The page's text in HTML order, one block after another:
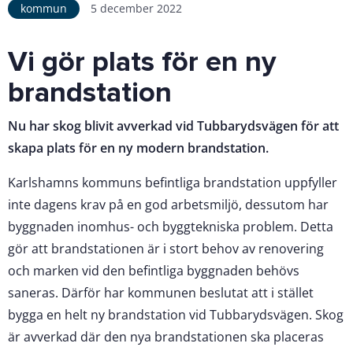
kommun 5 december 2022
Vi gör plats för en ny
brandstation
Nu har skog blivit avverkad vid Tubbarydsvägen för att
skapa plats för en ny modern brandstation.
Karlshamns kommuns befintliga brandstation uppfyller
inte dagens krav på en god arbetsmiljö, dessutom har
byggnaden inomhus- och byggtekniska problem. Detta
gör att brandstationen är i stort behov av renovering
och marken vid den befintliga byggnaden behövs
saneras. Därför har kommunen beslutat att i stället
bygga en helt ny brandstation vid Tubbarydsvägen. Skog
är avverkad där den nya brandstationen ska placeras